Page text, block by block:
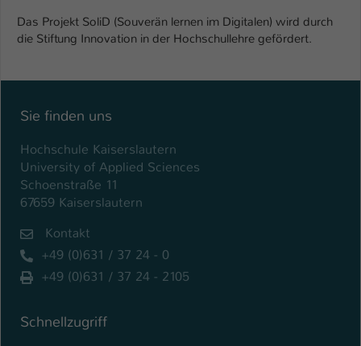
Das Projekt SoliD (Souverän lernen im Digitalen) wird durch
die Stiftung Innovation in der Hochschullehre gefördert.
Sie finden uns
Hochschule Kaiserslautern
University of Applied Sciences
Schoenstraße 11
67659 Kaiserslautern
Kontakt
+49 (0)631 / 37 24 - 0
+49 (0)631 / 37 24 - 2105
Schnellzugriff